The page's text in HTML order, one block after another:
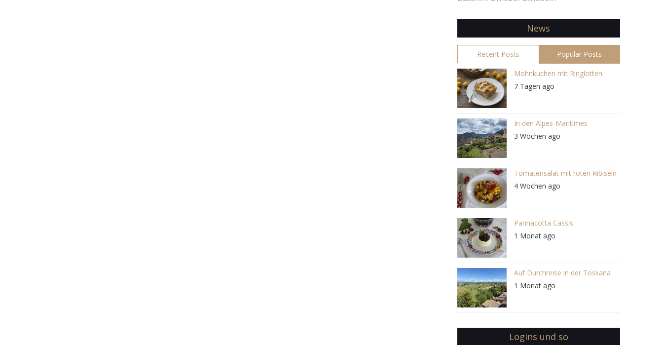
News
Recent Posts Popular Posts
Mohnkuchen mit Ringlotten
7 Tagen ago
In den Alpes-Maritimes
3 Wochen ago
Tomatensalat mit roten Ribiseln
4 Wochen ago
Pannacotta Cassis
1 Monat ago
Auf Durchreise in der Toskana
1 Monat ago
Logins und so